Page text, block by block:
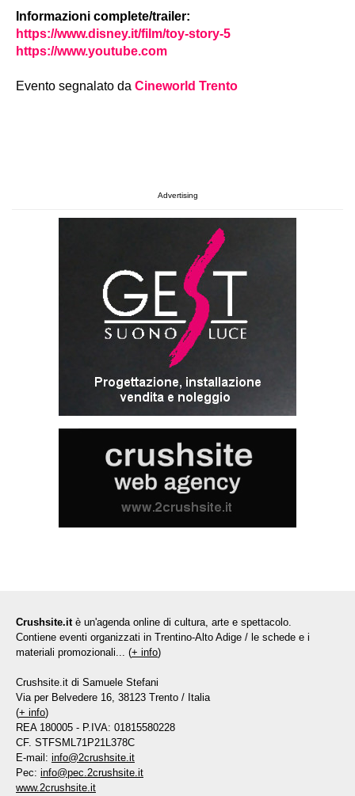
Informazioni complete/trailer:
https://www.disney.it/film/toy-story-5
https://www.youtube.com
Evento segnalato da Cineworld Trento
Advertising
Crushsite.it è un'agenda online di cultura, arte e spettacolo.
Contiene eventi organizzati in Trentino-Alto Adige / le schede e i
materiali promozionali... (+ info)
Crushsite.it di Samuele Stefani
Via per Belvedere 16, 38123 Trento / Italia
(+ info)
REA 180005 - P.IVA: 01815580228
CF. STFSML71P21L378C
E-mail: info@2crushsite.it
Pec: info@pec.2crushsite.it
www.2crushsite.it